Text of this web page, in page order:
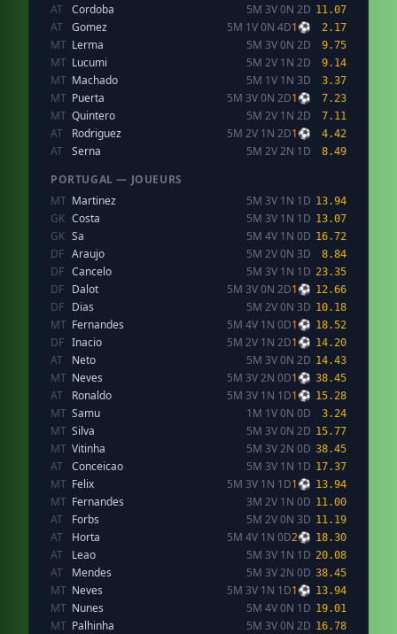
AT Cordoba 5M 3V 0N 2D 11.07
AT Gomez 5M 1V 0N 4D1⚽ 2.17
MT Lerma 5M 3V 0N 2D 9.75
MT Lucumi 5M 2V 1N 2D 9.14
MT Machado 5M 1V 1N 3D 3.37
MT Puerta 5M 3V 0N 2D1⚽ 7.23
MT Quintero 5M 2V 1N 2D 7.11
AT Rodriguez 5M 2V 1N 2D1⚽ 4.42
AT Serna 5M 2V 2N 1D 8.49
PORTUGAL — JOUEURS
MT Martinez 5M 3V 1N 1D 13.94
GK Costa 5M 3V 1N 1D 13.07
GK Sa 5M 4V 1N 0D 16.72
DF Araujo 5M 2V 0N 3D 8.84
DF Cancelo 5M 3V 1N 1D 23.35
DF Dalot 5M 3V 0N 2D1⚽ 12.66
DF Dias 5M 2V 0N 3D 10.18
MT Fernandes 5M 4V 1N 0D1⚽ 18.52
DF Inacio 5M 2V 1N 2D1⚽ 14.20
AT Neto 5M 3V 0N 2D 14.43
MT Neves 5M 3V 2N 0D1⚽ 38.45
AT Ronaldo 5M 3V 1N 1D1⚽ 15.28
MT Samu 1M 1V 0N 0D 3.24
MT Silva 5M 3V 0N 2D 15.77
MT Vitinha 5M 3V 2N 0D 38.45
AT Conceicao 5M 3V 1N 1D 17.37
MT Felix 5M 3V 1N 1D1⚽ 13.94
MT Fernandes 3M 2V 1N 0D 11.00
AT Forbs 5M 2V 0N 3D 11.19
AT Horta 5M 4V 1N 0D2⚽ 18.30
AT Leao 5M 3V 1N 1D 20.08
AT Mendes 5M 3V 2N 0D 38.45
MT Neves 5M 3V 1N 1D1⚽ 13.94
MT Nunes 5M 4V 0N 1D 19.01
MT Palhinha 5M 3V 0N 2D 16.78